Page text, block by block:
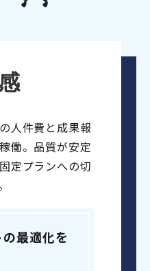
人件費と成果報
働。品質が安定
定プランへの切
最適化を